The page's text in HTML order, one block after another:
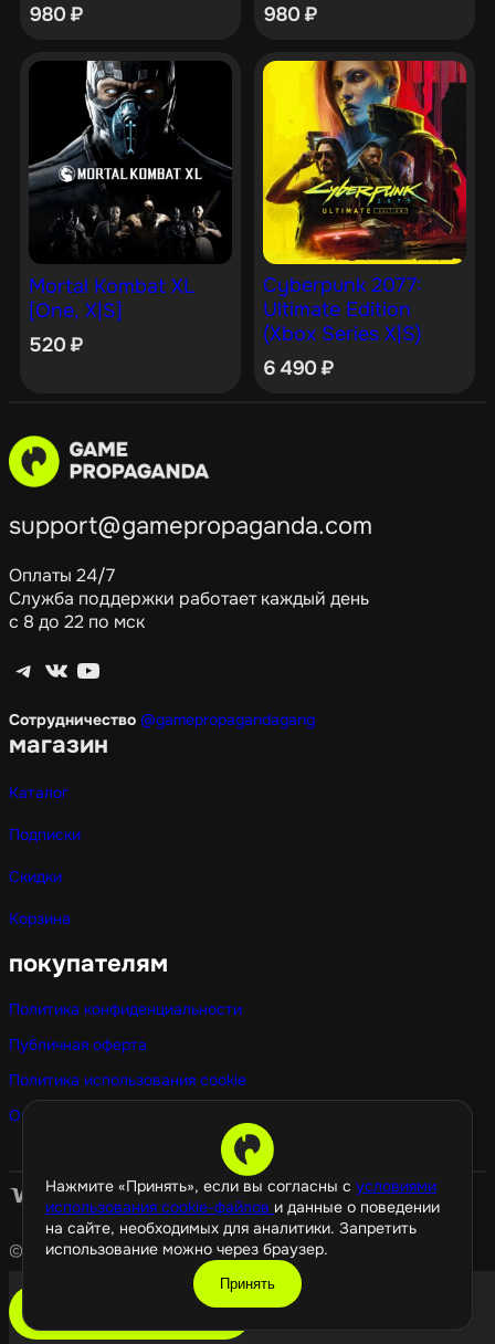
Нажмите «Принять», если вы согласны с условиями
использования cookie-файлов и данные о поведении
на сайте, необходимых для аналитики. Запретить
использование можно через браузер.
Принять
980₽
980₽
Mortal Kombat XL
[One, X|S]
520₽
Cyberpunk 2077:
Ultimate Edition
(Xbox Series X|S)
6 490₽
support@gamepropaganda.com
Оплаты 24/7
Служба поддержки работает каждый день
с 8 до 22 по мск
Telegram ВКонтакте YouTube
Сотрудничество @gamepropagandagang
магазин
Каталог
Подписки
Скидки
Корзина
покупателям
Политика конфиденциальности
Публичная оферта
Политика использования cookie
Оптовые покупки
© 2026 GamePropaganda